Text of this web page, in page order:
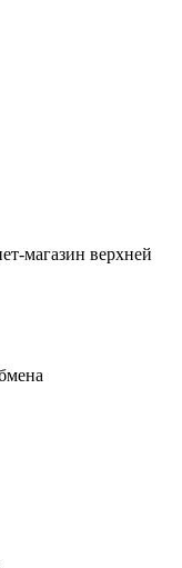
магазин верхней